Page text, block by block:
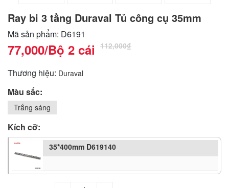
Ray bi 3 tầng Duraval Tủ công cụ 35mm
Mã sản phẩm: D6191
77,000/Bộ 2 cái 112,000₫
Thương hiệu: Duraval
Màu sắc:
Trắng sáng
Kích cỡ:
35*400mm D619140